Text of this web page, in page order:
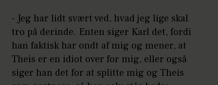
- Jeg har lidt svært ved, hvad jeg lige skal
tro på derinde. Enten siger Karl det, fordi
han faktisk har ondt af mig og mener, at
Theis er en idiot over for mig, eller også
siger han det for at splitte mig og Theis